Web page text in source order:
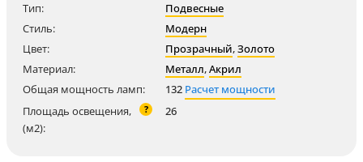
Тип:
Подвесные
Стиль:
Модерн
Цвет:
Прозрачный,Золото
Материал:
Металл,Акрил
Общая мощность ламп:
132 Расчет мощности
Площадь освещения,
(м2):
? 26